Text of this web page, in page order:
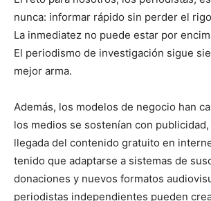
nunca: informar rápido sin perder el
La inmediatez no puede estar por
El periodismo de investigación sigue
mejor arma.
Además, los modelos de negocio han
los medios se sostenían con
llegada del contenido gratuito en
tenido que adaptarse a sistemas de
donaciones y nuevos formatos
periodistas independientes pueden